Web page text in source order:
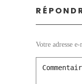
Votre adresse